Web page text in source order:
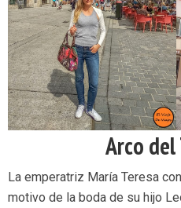
Arco
La emperatriz María Teresa
motivo de la boda de su hijo